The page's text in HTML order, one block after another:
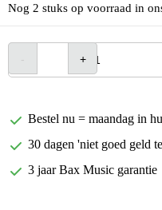
Nog 2 stuks op voorraad in
Bestel nu = maandag in
30 dagen 'niet goed geld
3 jaar Bax Music garantie